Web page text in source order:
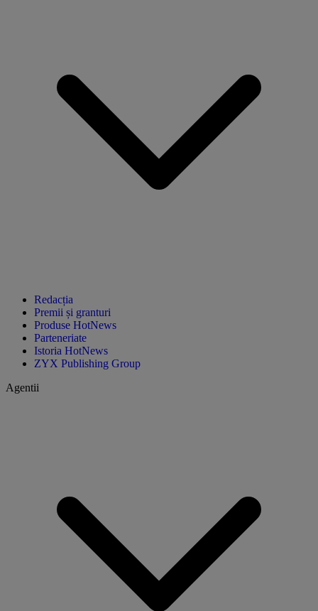
Redacția
Premii și granturi
Produse HotNews
Parteneriate
Istoria HotNews
ZYX Publishing Group
Agentii